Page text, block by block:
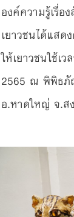
องค์ความรู้เรื่
เยาวชนได้แส
ให้เยาวชนใช้เ
2565 ณ พิพิธภั
อ.หาดใหญ่ จ.ส